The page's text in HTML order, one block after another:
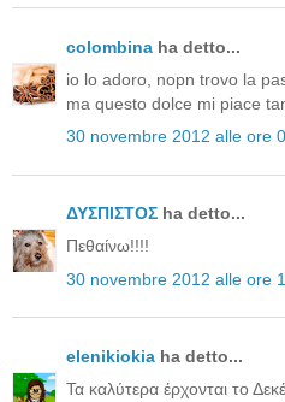
colombina ha detto...
io lo adoro, nopn trovo la
ma questo dolce mi piace
30 novembre 2012 alle ore
ΔΥΣΠΙΣΤΟΣ ha detto...
Πεθαίνω!!!!
30 novembre 2012 alle ore
elenikiokia ha detto...
Τα καλύτερα έρχονται το